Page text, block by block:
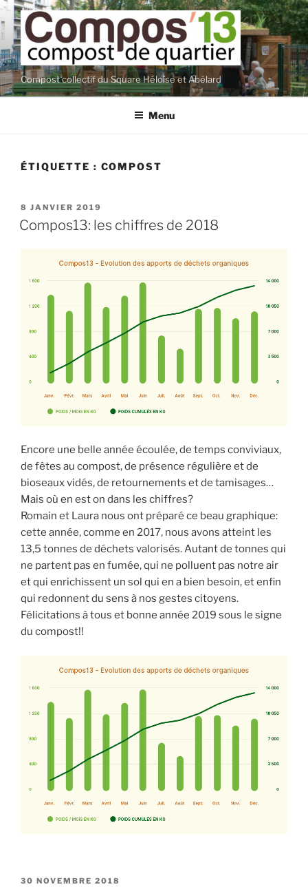
Aller
au
contenu
principal
Compost collectif du Square Héloïse et Abélard
Menu
ÉTIQUETTE : COMPOST
PUBLIÉ
LE
8 JANVIER 2019
Compos13: les chiffres de 2018
Encore une belle année écoulée, de temps conviviaux,
de fêtes au compost, de présence régulière et de
bioseaux vidés, de retournements et de tamisages…
Mais où en est on dans les chiffres?
Romain et Laura nous ont préparé ce beau graphique:
cette année, comme en 2017, nous avons atteint les
13,5 tonnes de déchets valorisés. Autant de tonnes qui
ne partent pas en fumée, qui ne polluent pas notre air
et qui enrichissent un sol qui en a bien besoin, et enfin
qui redonnent du sens à nos gestes citoyens.
Félicitations à tous et bonne année 2019 sous le signe
du compost!!
PUBLIÉ
30 NOVEMBRE 2018